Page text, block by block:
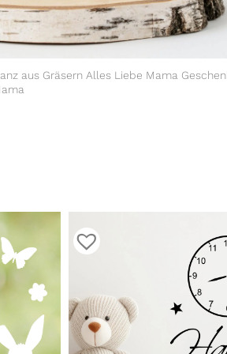
aus Gräsern Alles Liebe Mama